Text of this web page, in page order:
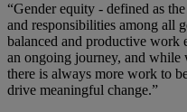
“Gender equity - defined as
and responsibilities among all
balanced and productive work
an ongoing journey, and while
there is always more work to
drive meaningful change.”